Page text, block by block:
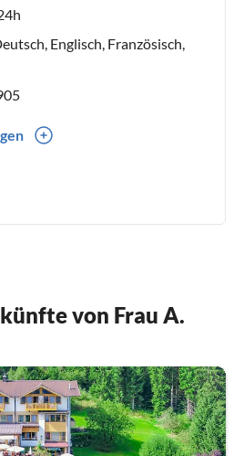
Englisch, Französisch,
von Frau A.